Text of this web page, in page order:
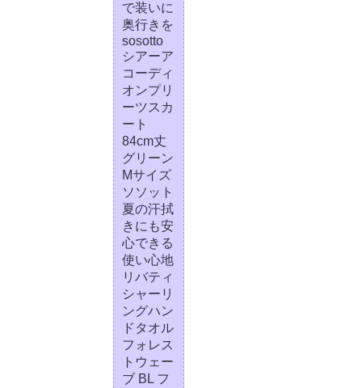
で装いに
奥行きを
sosotto
シアーア
コーディ
オンプリ
ーツスカ
ート
84cm丈
グリーン
Mサイズ
ソソット
夏の汗拭
きにも安
心できる
使い心地
リバティ
シャーリ
ングハン
ドタオル
フォレス
トウェー
ブ BL フ